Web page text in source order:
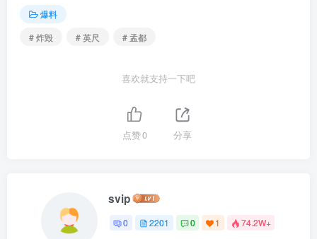
爆料
# 炸毁
# 英尺 # 孟都
喜欢就支持一下吧
点赞0 分享
svip
0 2201 0 1 74.2W+